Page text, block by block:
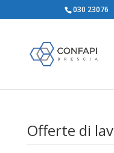
030 23076
Offerte di